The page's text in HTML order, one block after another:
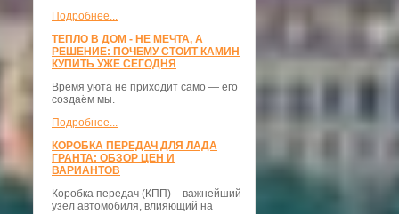
Подробнее...
ТЕПЛО В ДОМ - НЕ МЕЧТА, А
РЕШЕНИЕ: ПОЧЕМУ СТОИТ КАМИН
КУПИТЬ УЖЕ СЕГОДНЯ
Время уюта не приходит само — его
создаём мы.
Подробнее...
КОРОБКА ПЕРЕДАЧ ДЛЯ ЛАДА
ГРАНТА: ОБЗОР ЦЕН И
ВАРИАНТОВ
Коробка передач (КПП) – важнейший
узел автомобиля, влияющий на